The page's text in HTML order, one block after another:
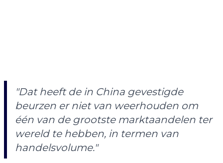
"Dat heeft de in China gevestigde
beurzen er niet van weerhouden om
één ​​van de grootste marktaandelen ter
wereld te hebben, in termen van
handelsvolume."